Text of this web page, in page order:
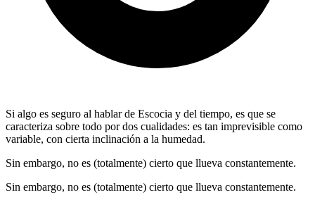
Si algo es seguro al hablar de Escocia y del tiempo, es que se
caracteriza sobre todo por dos cualidades: es tan imprevisible como
variable, con cierta inclinación a la humedad.
Sin embargo, no es (totalmente) cierto que llueva constantemente.
Sin embargo, no es (totalmente) cierto que llueva constantemente.